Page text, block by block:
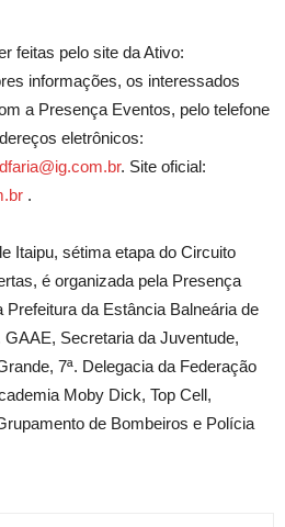
feitas pelo site da Ativo:
informações, os interessados
a Presença Eventos, pelo telefone
eletrônicos:
. Site oficial:
.
Itaipu, sétima etapa do Circuito
é organizada pela Presença
da Estância Balneária de
GAAE, Secretaria da Juventude,
7ª. Delegacia da Federação
Moby Dick, Top Cell,
de Bombeiros e Polícia